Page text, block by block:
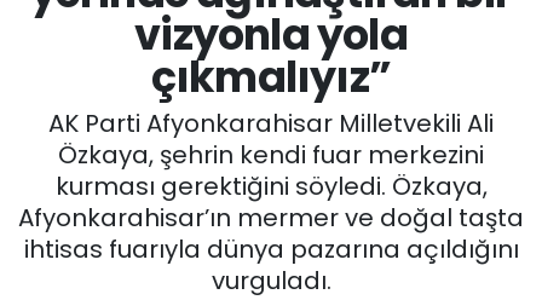
vizyonla yola
çıkmalıyız”
AK Parti Afyonkarahisar Milletvekili Ali
Özkaya, şehrin kendi fuar merkezini
kurması gerektiğini söyledi. Özkaya,
Afyonkarahisar’ın mermer ve doğal taşta
ihtisas fuarıyla dünya pazarına açıldığını
vurguladı.
GÜNCEL
SİYASET
EĞİTİM
MAGAZİN
SAĞLIK
Afyonkarahisar Trafik Yoğunluk Haritası
Süper Lig Puan Durumu ve Fikstür
Tüm Manşetler
Son Dakika Haberleri
Haber Arşivi